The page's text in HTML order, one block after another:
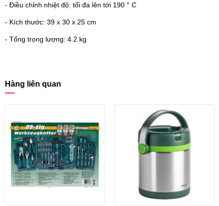
- Điều chỉnh nhiệt độ: tối đa lên tới 190 ° C
- Kích thước: 39 x 30 x 25 cm
- Tổng trọng lượng: 4.2 kg
Hàng liên quan